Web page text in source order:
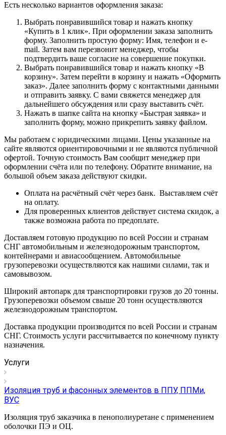
Есть несколько вариантов оформления заказа:
Выбрать понравившийся товар и нажать кнопку
«Купить в 1 клик». При оформлении заказа заполнить
форму. Заполнить простую форму: Имя, телефон и e-
mail. Затем вам перезвонит менеджер, чтобы
подтвердить ваше согласие на совершение покупки.
Выбрать понравившийся товар и нажать кнопку «В
корзину». Затем перейти в корзину и нажать «Оформить
заказ». Далее заполнить форму с контактными данными
и отправить заявку. С вами свяжется менеджер для
дальнейшего обсуждения или сразу выставить счёт.
Нажать в шапке сайта на кнопку «Быстрая заявка» и
заполнить форму, можно прикрепить заявку файлом.
Мы работаем с юридическими лицами. Цены указанные на
сайте являются ориентировочными и не являются публичной
офертой. Точную стоимость Вам сообщит менеджер при
оформлении счёта или по телефону. Обратите внимание, на
большой объем заказа действуют скидки.
Оплата на расчётный счёт через банк. Выставляем счёт
на оплату.
Для проверенных клиентов действует система скидок, а
также возможна работа по предоплате.
Доставляем готовую продукцию по всей России и странам
СНГ автомобильным и железнодорожным транспортом,
контейнерами и авиасообщением. Автомобильные
грузоперевозки осуществляются как нашими силами, так и
самовывозом.
Широкий автопарк для транспортировки грузов до 20 тонны.
Грузоперевозки объемом свыше 20 тонн осуществляются
железнодорожным транспортом.
Доставка продукции производится по всей России и странам
СНГ. Стоимость услуги рассчитывается по конечному пункту
назначения.
Услуги
Изоляция труб и фасонных элементов в ППУ, ППМи,
ВУС
Изоляция труб заказчика в пенополиуретане с применением
оболочки ПЭ и ОЦ.